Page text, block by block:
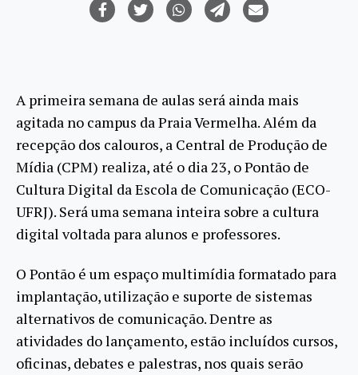
A primeira semana de aulas será ainda mais
agitada no campus da Praia Vermelha. Além da
recepção dos calouros, a Central de Produção de
Mídia (CPM) realiza, até o dia 23, o Pontão de
Cultura Digital da Escola de Comunicação (ECO-
UFRJ). Será uma semana inteira sobre a cultura
digital voltada para alunos e professores.
O Pontão é um espaço multimídia formatado para
implantação, utilização e suporte de sistemas
alternativos de comunicação. Dentre as
atividades do lançamento, estão incluídos cursos,
oficinas, debates e palestras, nos quais serão